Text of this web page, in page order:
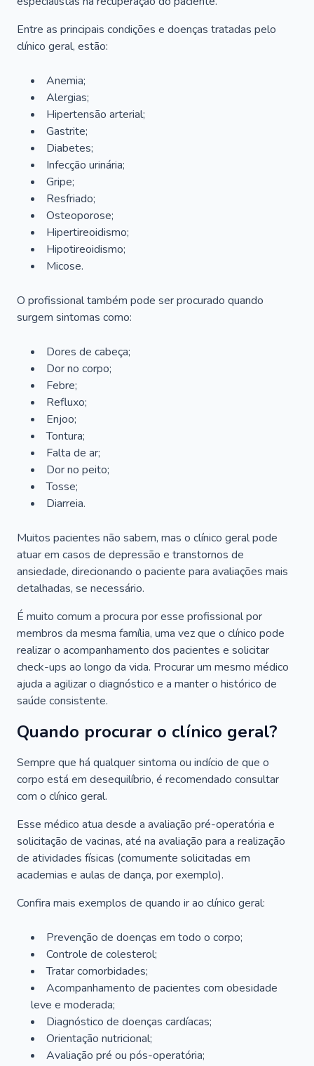
Entre as principais condições e doenças tratadas pelo
clínico geral, estão:
Anemia;
Alergias;
Hipertensão arterial;
Gastrite;
Diabetes;
Infecção urinária;
Gripe;
Resfriado;
Osteoporose;
Hipertireoidismo;
Hipotireoidismo;
Micose.
O profissional também pode ser procurado quando
surgem sintomas como:
Dores de cabeça;
Dor no corpo;
Febre;
Refluxo;
Enjoo;
Tontura;
Falta de ar;
Dor no peito;
Tosse;
Diarreia.
Muitos pacientes não sabem, mas o clínico geral pode
atuar em casos de depressão e transtornos de
ansiedade, direcionando o paciente para avaliações mais
detalhadas, se necessário.
É muito comum a procura por esse profissional por
membros da mesma família, uma vez que o clínico pode
realizar o acompanhamento dos pacientes e solicitar
check-ups ao longo da vida. Procurar um mesmo médico
ajuda a agilizar o diagnóstico e a manter o histórico de
saúde consistente.
Quando procurar o clínico geral?
Sempre que há qualquer sintoma ou indício de que o
corpo está em desequilíbrio, é recomendado consultar
com o clínico geral.
Esse médico atua desde a avaliação pré-operatória e
solicitação de vacinas, até na avaliação para a realização
de atividades físicas (comumente solicitadas em
academias e aulas de dança, por exemplo).
Confira mais exemplos de quando ir ao clínico geral:
Prevenção de doenças em todo o corpo;
Controle de colesterol;
Tratar comorbidades;
Acompanhamento de pacientes com obesidade
leve e moderada;
Diagnóstico de doenças cardíacas;
Orientação nutricional;
Avaliação pré ou pós-operatória;